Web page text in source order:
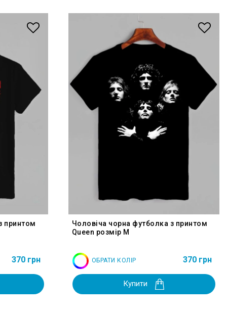
принтом
370 грн
Чоловіча чорна футболка з принтом
Queen розмір M
ОБРАТИ КОЛІР 370 грн
Купити